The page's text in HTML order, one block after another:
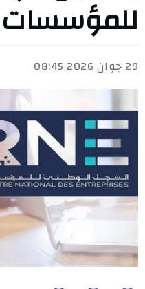
للمؤسسات
29 جوان 2026 08:45